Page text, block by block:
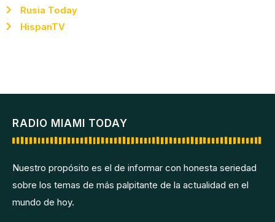
Rusia Today
HispanTV
RADIO MIAMI TODAY
Nuestro propósito es el de informar con honesta seriedad
sobre los temas de más palpitante de la actualidad en el
mundo de hoy.